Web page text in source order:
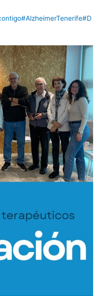
#AlzheimerTenerife#D